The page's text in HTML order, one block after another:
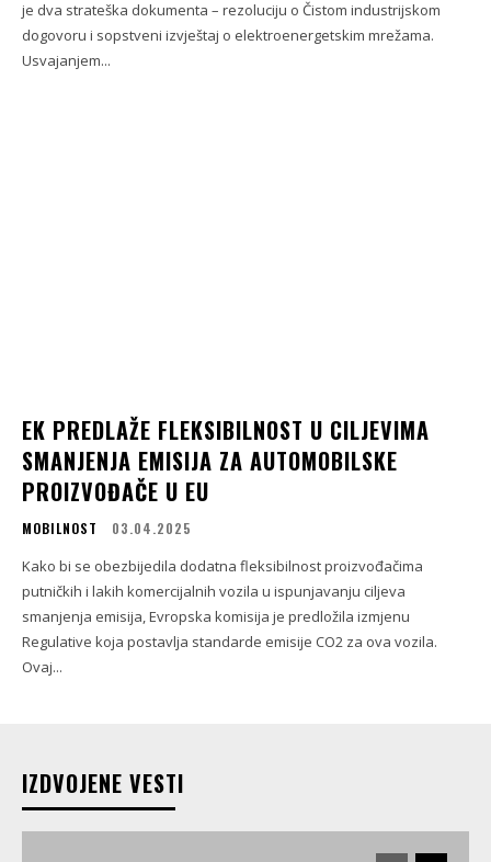
je dva strateška dokumenta – rezoluciju o Čistom industrijskom
dogovoru i sopstveni izvještaj o elektroenergetskim mrežama.
Usvajanjem...
EK PREDLAŽE FLEKSIBILNOST U CILJEVIMA
SMANJENJA EMISIJA ZA AUTOMOBILSKE
PROIZVOĐAČE U EU
MOBILNOST 03.04.2025
Kako bi se obezbijedila dodatna fleksibilnost proizvođačima
putničkih i lakih komercijalnih vozila u ispunjavanju ciljeva
smanjenja emisija, Evropska komisija je predložila izmjenu
Regulative koja postavlja standarde emisije CO2 za ova vozila.
Ovaj...
IZDVOJENE VESTI